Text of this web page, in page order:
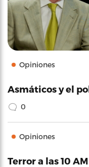
Opiniones
Asmáticos y el
0
Opiniones
Terror a las 10 AM